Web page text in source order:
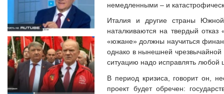
немедленными – и
Италия и другие страны
наталкиваются на твердый
«южане» должны научиться
однако в нынешней чрезвычайной
ситуацию надо исправлять любой
В период кризиса, говорит он,
проект будет обречен: